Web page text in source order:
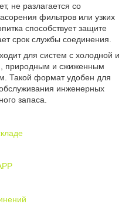
не разлагается со
фильтров или узких
способствует защите
срок службы соединения.
для систем с холодной и
природным и сжиженным
Такой формат удобен для
инженерных
запаса.